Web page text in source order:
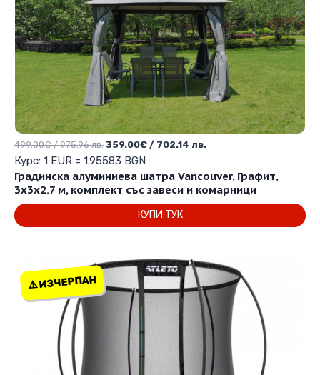
Градинска алуминиева шатра Vancouver, Графит,
3х3х2.7 м, комплект със завеси и комарници
499.00€/ 975.96 лв. Original
price
was:
499.00€
975.96 лв..
359.00€ / 702.14 лв.
е:
359.00€
Курс: 1 EUR = 1.95583 BGN
КУПИ ТУК
⚠️ ИЗЧЕРПАН
⚠️ ИЗЧЕРПАН